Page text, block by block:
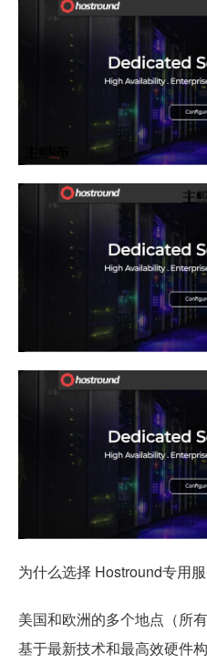
为什么选择 Hostround专用
美国和欧洲的多个地点（所
基于最新技术和最高效硬件构